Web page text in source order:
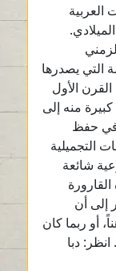
التي يصدرها
الأول
منه إلى
حفظ
التجميلية
شائعة
أن
أو ربما كان
دبا